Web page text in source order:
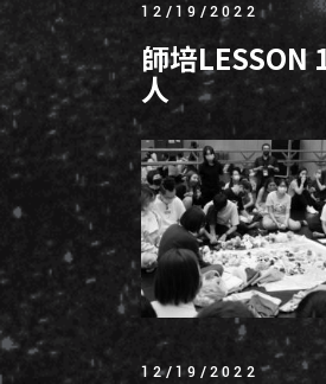
12/19/2022
師培LESSON
人
12/19/2022